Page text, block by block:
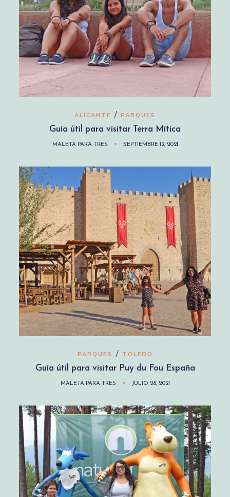
ALICANTE / PARQUES
Guía útil para visitar Terra Mítica
MALETA PARA TRES SEPTIEMBRE 12, 2021
PARQUES / TOLEDO
Guía útil para visitar Puy du Fou España
MALETA PARA TRES JULIO 28, 2021